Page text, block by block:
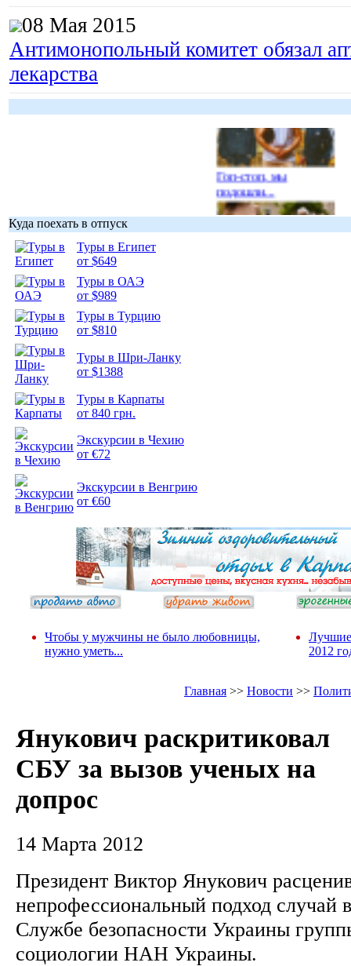
08 Мая 2015
Антимонопольный комитет обязал
лекарства
Гоп-стоп, мы
подошли...
Куда поехать в отпуск
Туры в Египет
от $649
Туры в ОАЭ
от $989
Туры в Турцию
от $810
Туры в Шри-Ланку
от $1388
Туры в Карпаты
от 840 грн.
Экскурсии в Чехию
от €72
Экскурсии в Венгрию
от €60
Чтобы у мужчины не было любовницы,
нужно уметь...
Лучшие
2012
Главная >> Новости >>
Янукович раскритиковал
СБУ за вызов ученых на
допрос
14 Марта 2012
Президент Виктор Янукович
непрофессиональный подход случай
Службе безопасности Украины
социологии НАН Украины.